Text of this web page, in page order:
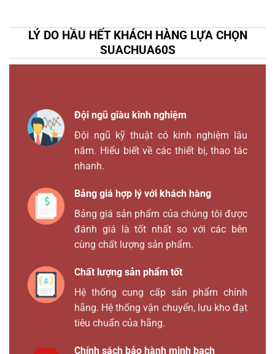
LÝ DO HẦU HẾT KHÁCH HÀNG LỰA CHỌN
SUACHUA60S
Đội ngũ giàu kinh nghiệm
Đội ngũ kỹ thuật có kinh nghiệm lâu
năm. Hiểu biết về các thiết bị, thao tác
nhanh.
Bảng giá hợp lý với khách hàng
Bảng giá sản phẩm của chúng tôi được
đánh giá là tốt nhất so với các bên
cùng chất lượng sản phẩm.
Chất lượng sản phẩm tốt
Hệ thống cung cấp sản phẩm chính
hãng. Hệ thống vận chuyển, lưu kho đạt
tiêu chuẩn của hãng.
Chính sách bảo hành minh bạch